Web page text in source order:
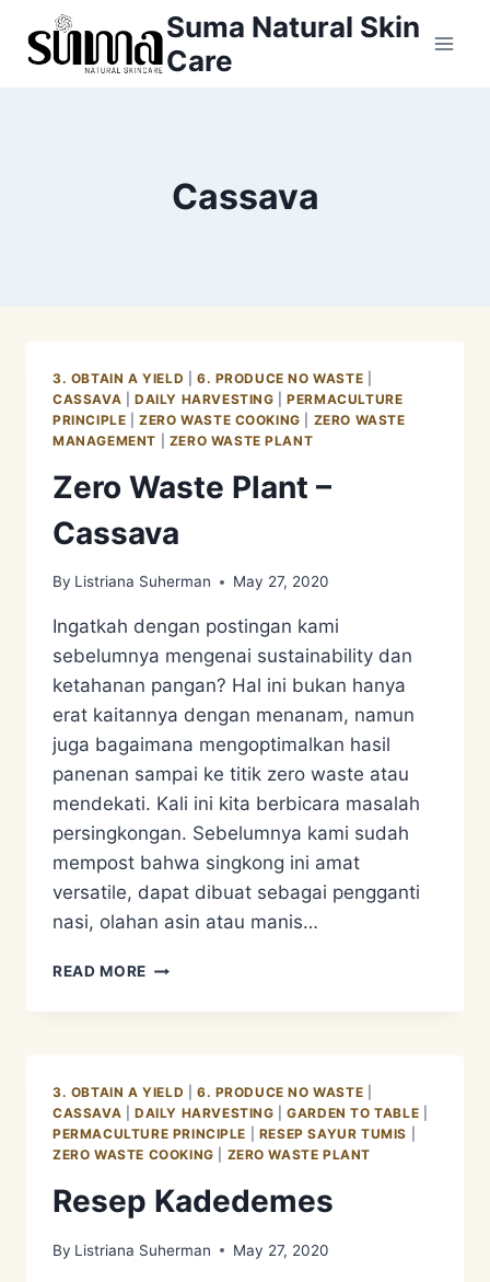
Suma Natural Skin
Care
Cassava
3. OBTAIN A YIELD 6. PRODUCE NO WASTE
CASSAVA
DAILY HARVESTING |PERMACULTURE
PRINCIPLE |ZERO WASTE COOKING
ZERO WASTE
MANAGEMENT
ZERO WASTE PLANT
Zero Waste Plant –
Cassava
By Listriana Suherman May 27, 2020
Ingatkah dengan postingan kami
sebelumnya mengenai sustainability dan
ketahanan pangan? Hal ini bukan hanya
erat kaitannya dengan menanam, namun
juga bagaimana mengoptimalkan hasil
panenan sampai ke titik zero waste atau
mendekati. Kali ini kita berbicara masalah
persingkongan. Sebelumnya kami sudah
mempost bahwa singkong ini amat
versatile, dapat dibuat sebagai pengganti
nasi, olahan asin atau manis…
READ MORE ZERO
PLANT
3. OBTAIN A YIELD 6. PRODUCE NO WASTE
CASSAVA
DAILY HARVESTING |GARDEN TO TABLE
PERMACULTURE PRINCIPLE
RESEP SAYUR TUMIS
ZERO WASTE COOKING
ZERO WASTE PLANT
Resep Kadedemes
By Listriana Suherman May 27, 2020